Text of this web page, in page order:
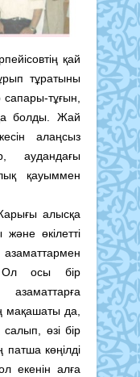
қай
тұратыны
сапары-тұғын,
болды. Жай
алаңсыз
аудандағы
қауыммен
алысқа
өкілетті
азаматтармен
Ол осы бір
мақашаты да,
өзі бір
патша көңілді
екенін алға